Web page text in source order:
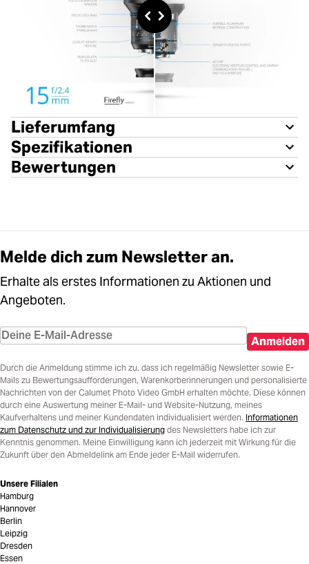
Lieferumfang
Spezifikationen
Bewertungen
Melde dich zum Newsletter an.
Erhalte als erstes Informationen zu Aktionen und
Angeboten.
Anmelden
Durch die Anmeldung stimme ich zu, dass ich regelmäßig Newsletter sowie E-
Mails zu Bewertungsaufforderungen, Warenkorberinnerungen und personalisierte
Nachrichten von der Calumet Photo Video GmbH erhalten möchte. Diese können
durch eine Auswertung meiner E-Mail- und Website-Nutzung, meines
Kaufverhaltens und meiner Kundendaten individualisiert werden. Informationen
zum Datenschutz und zur Individualisierung des Newsletters habe ich zur
Kenntnis genommen. Meine Einwilligung kann ich jederzeit mit Wirkung für die
Zukunft über den Abmeldelink am Ende jeder E-Mail widerrufen.
Unsere Filialen
Hamburg
Hannover
Berlin
Leipzig
Dresden
Essen